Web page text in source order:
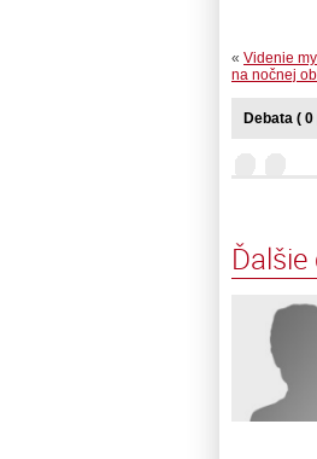
« Videnie
na nočnej
Debata (